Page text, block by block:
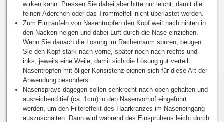
wirken kann. Pressen Sie dabei aber bitte nur leicht, damit die
feinen Äderchen oder das Trommelfell nicht überlastet werden.
Zum Einträufeln von Nasentropfen den Kopf weit nach hinten in
den Nacken neigen und dabei Luft durch die Nase einziehen.
Wenn Sie danach die Lösung im Rachenraum spüren, beugen
Sie den Kopf stark nach vorne, später noch nach rechts und
inks, jeweils eine Weile, damit sich die Lösung gut verteilt.
Nasentropfen mit öliger Konsistenz eignen sich für diese Art der
Anwendung besonders.
Nasensprays dagegen sollen senkrecht nach oben gehalten und
ausreichend tief (ca. 1cm) in den Nasenvorhof eingeführt
werden, um den Filtereffekt des Haarkranzes im Naseneingang
auszuschalten. Dann wird während des Einsprühens leicht durch